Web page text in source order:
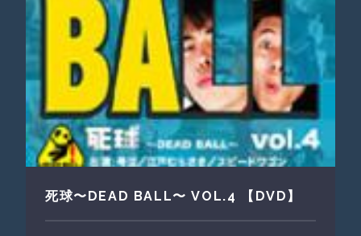
死球〜DEAD BALL〜 VOL.4 【DVD】